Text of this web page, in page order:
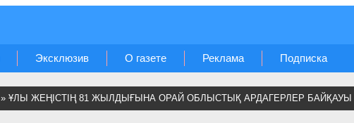
Эксклюзив О газете Реклама Подписка
» ҰЛЫ ЖЕҢІСТІҢ 81 ЖЫЛДЫҒЫНА ОРАЙ ОБЛЫСТЫҚ АРДАГЕРЛЕР БАЙҚАУЫ